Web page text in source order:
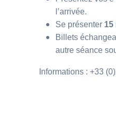
l’arrivée.
Se présenter 15
Billets
autre séance
Informations : +33